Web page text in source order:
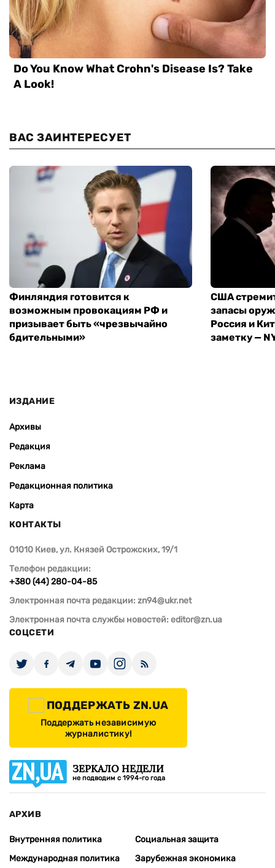
ВАС ЗАИНТЕРЕСУЕТ
Финляндия готовится к
возможным провокациям РФ и
призывает быть «чрезвычайно
бдительными»
США
запасы
Россия и
заметку —
ИЗДАНИЕ
Архивы
Редакция
Реклама
Редакционная политика
Карта
КОНТАКТЫ
01010 Киев, ул. Князей Острожских, 19/1
Телефон редакции:
+380 (44) 280-04-85
Электронная почта редакции: zn94@ukr.net
Электронная почта службы новостей: editor@zn.ua
СОЦСЕТИ
ПОДДЕРЖАТЬ ZN.UA
Поддержать независимую
журналистику!
ЗЕРКАЛО НЕДЕЛИ
не подводим с 1994-го года
АРХИВ
Внутренняя политика
Международная политика
Социальная защита
Зарубежная экономика